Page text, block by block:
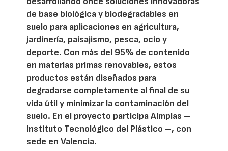
de base biológica y biodegradables en
suelo para aplicaciones en agricultura,
jardinería, paisajismo, pesca, ocio y
deporte. Con más del 95% de contenido
en materias primas renovables, estos
productos están diseñados para
degradarse completamente al final de su
vida útil y minimizar la contaminación del
suelo. En el proyecto participa Aimplas –
Instituto Tecnológico del Plástico –, con
sede en Valencia.